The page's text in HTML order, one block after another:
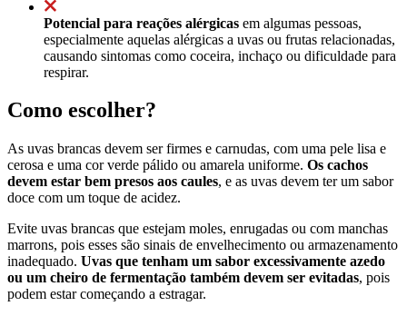
Potencial para reações alérgicas em algumas pessoas,
especialmente aquelas alérgicas a uvas ou frutas relacionadas,
causando sintomas como coceira, inchaço ou dificuldade para
respirar.
Como escolher?
As uvas brancas devem ser firmes e carnudas, com uma pele lisa e
cerosa e uma cor verde pálido ou amarela uniforme. Os cachos
devem estar bem presos aos caules, e as uvas devem ter um sabor
doce com um toque de acidez.
Evite uvas brancas que estejam moles, enrugadas ou com manchas
marrons, pois esses são sinais de envelhecimento ou armazenamento
inadequado. Uvas que tenham um sabor excessivamente azedo
ou um cheiro de fermentação também devem ser evitadas, pois
podem estar começando a estragar.